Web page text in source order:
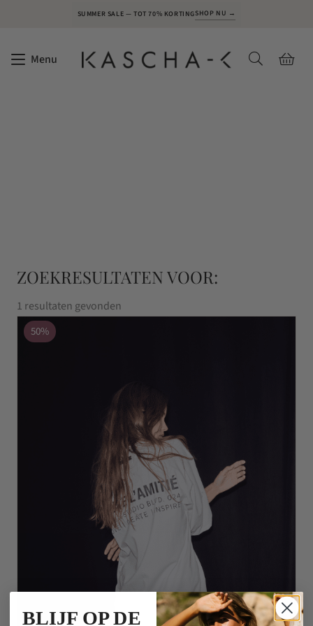
SUMMER SALE — TOT 70% KORTINGSHOP NU →
Menu
ZOEKRESULTATEN VOOR:
1 resultaten gevonden
50%
BLIJF OP DE